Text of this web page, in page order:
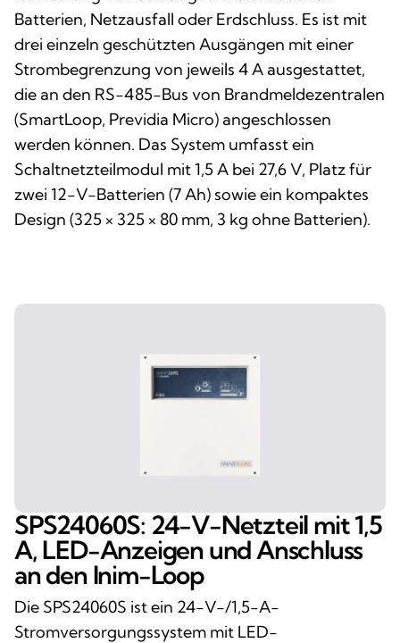
Batterien, Netzausfall oder Erdschluss. Es ist mit
drei einzeln geschützten Ausgängen mit einer
Strombegrenzung von jeweils 4 A ausgestattet,
die an den RS-485-Bus von Brandmeldezentralen
(SmartLoop, Previdia Micro) angeschlossen
werden können. Das System umfasst ein
Schaltnetzteilmodul mit 1,5 A bei 27,6 V, Platz für
zwei 12-V-Batterien (7 Ah) sowie ein kompaktes
Design (325 × 325 × 80 mm, 3 kg ohne Batterien).
SPS24060S: 24-V-Netzteil mit 1,5
A, LED-Anzeigen und Anschluss
an den Inim-Loop
Die SPS24060S ist ein 24-V-/1,5-A-
Stromversorgungssystem mit LED-